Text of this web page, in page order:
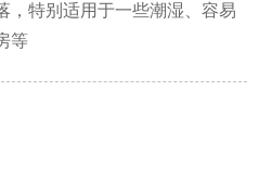
，特别适用于一些潮湿、容易
等